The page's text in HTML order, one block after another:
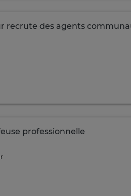
recrute des agents
professionnelle